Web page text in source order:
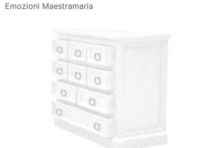
Emozioni Maestramaria